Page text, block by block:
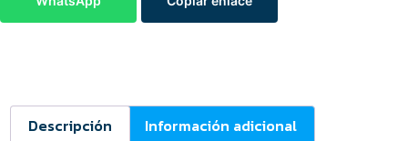
Descripción
Información adicional